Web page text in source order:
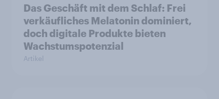
Das Geschäft mit dem Schlaf: Frei
verkäufliches Melatonin dominiert,
doch digitale Produkte bieten
Wachstumspotenzial
Artikel